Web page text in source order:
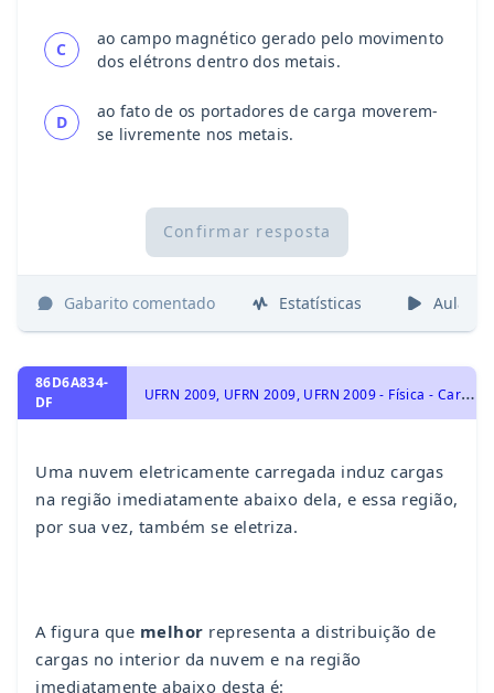
C
ao campo magnético gerado pelo movimento
dos elétrons dentro dos metais.
D
ao fato de os portadores de carga moverem-
se livremente nos metais.
Confirmar resposta
Gabarito comentado Estatísticas Aulas
86D6A834-
DF
U
FRN 2009, UFRN 2009, UFRN 2009 - Física - Cargas Elétricas e Eletrização, Eletrostática e Lei de Coulomb. Força Elétrica., Eletricidade
Uma nuvem eletricamente carregada induz cargas
na região imediatamente abaixo dela, e essa região,
por sua vez, também se eletriza.
A figura que melhor representa a distribuição de
cargas no interior da nuvem e na região
imediatamente abaixo desta é: